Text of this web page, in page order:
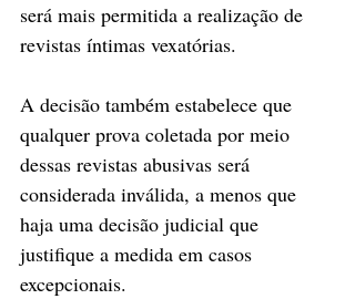
será mais permitida a realização de
revistas íntimas vexatórias.
A decisão também estabelece que
qualquer prova coletada por meio
dessas revistas abusivas será
considerada inválida, a menos que
haja uma decisão judicial que
justifique a medida em casos
excepcionais.